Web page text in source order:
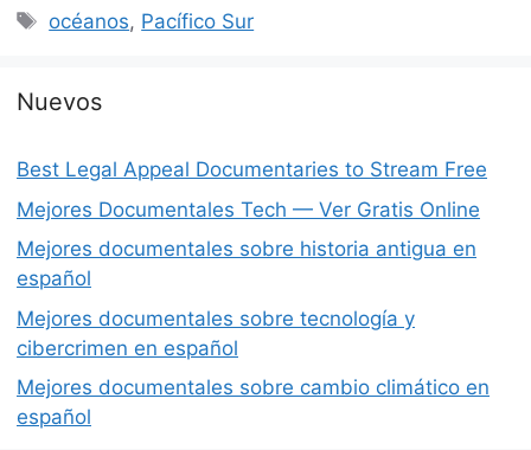
Etiquetas
océanos, Pacífico Sur
Nuevos
Best Legal Appeal Documentaries to Stream Free
Mejores Documentales Tech — Ver Gratis Online
Mejores documentales sobre historia antigua en
español
Mejores documentales sobre tecnología y
cibercrimen en español
Mejores documentales sobre cambio climático en
español